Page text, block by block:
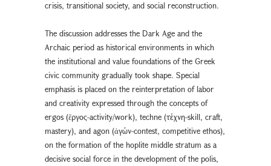
crisis, transitional society, and social reconstruction.
The discussion addresses the Dark Age and the
Archaic period as historical environments in which
the institutional and value foundations of the Greek
civic community gradually took shape. Special
emphasis is placed on the reinterpretation of labor
and creativity expressed through the concepts of
ergos (ἔργος-activity/work), techne (τέχνη-skill, craft,
mastery), and agon (ἀγών-contest, competitive ethos),
on the formation of the hoplite middle stratum as a
decisive social force in the development of the polis,